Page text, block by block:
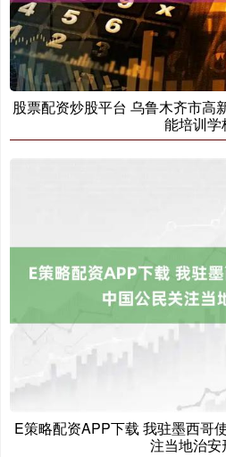
股票配资炒股平台 乌鲁木齐市高
能培训学
E策略配资APP下载 我驻墨西哥
注当地治安